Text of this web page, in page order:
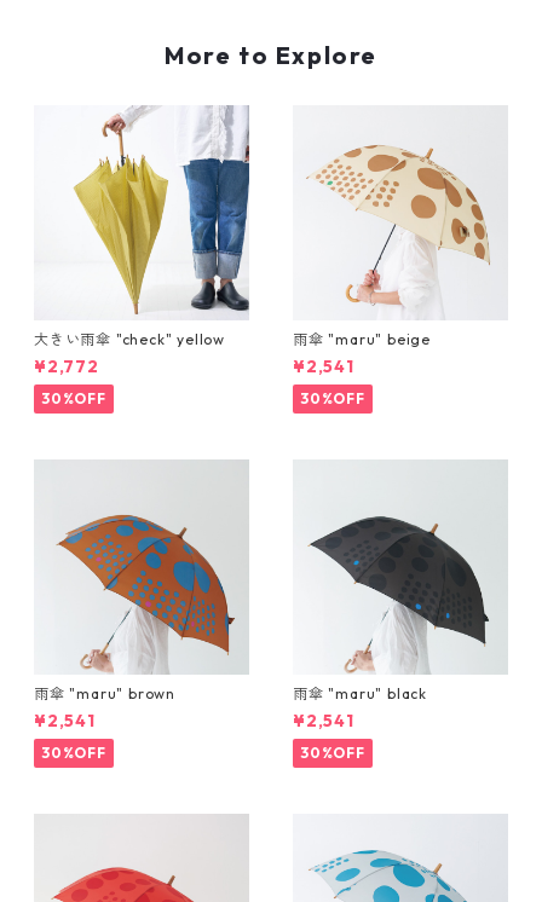
More to Explore
大きい雨傘 "check" yellow
¥2,772
30%OFF
雨傘 "maru" beige
¥2,541
30%OFF
雨傘 "maru" brown
¥2,541
30%OFF
雨傘 "maru" black
¥2,541
30%OFF